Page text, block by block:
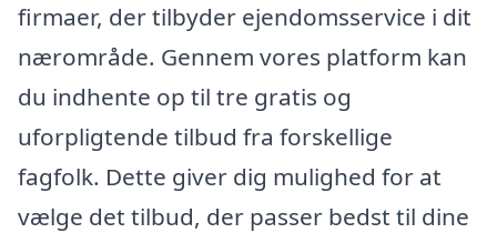
firmaer, der tilbyder ejendomsservice i dit
nærområde. Gennem vores platform kan
du indhente op til tre gratis og
uforpligtende tilbud fra forskellige
fagfolk. Dette giver dig mulighed for at
vælge det tilbud, der passer bedst til dine